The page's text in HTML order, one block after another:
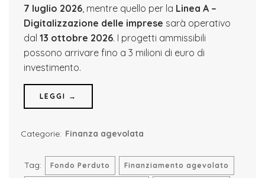
7 luglio 2026, mentre quello per la Linea A –
Digitalizzazione delle imprese sarà operativo
dal 13 ottobre 2026. I progetti ammissibili
possono arrivare fino a 3 milioni di euro di
investimento.
LEGGI →
Categorie: Finanza agevolata
Tag: Fondo Perduto Finanziamento agevolato